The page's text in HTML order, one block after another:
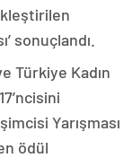
sonuçlandı.
Türkiye Kadın
Yarışması
ödül